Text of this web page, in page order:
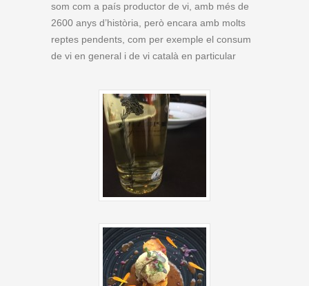
som com a país productor de vi, amb més de
2600 anys d’història, però encara amb molts
reptes pendents, com per exemple el consum
de vi en general i de vi català en particular